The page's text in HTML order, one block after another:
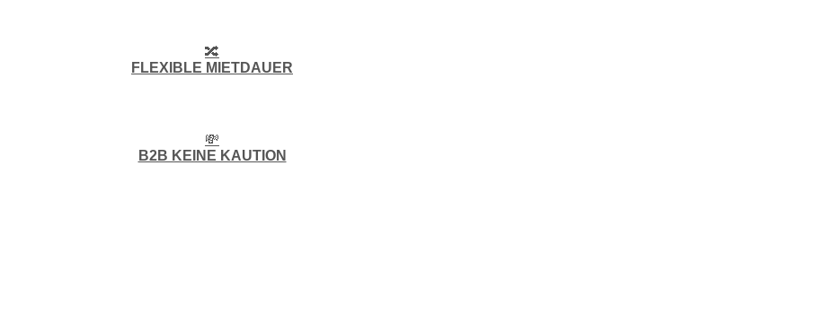
🔀
FLEXIBLE MIETDAUER
💸
B2B KEINE KAUTION